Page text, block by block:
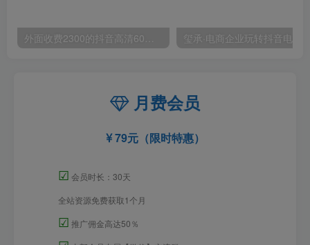
外面收费2300的抖音高清60帧视频教程，保证你能学会如何制作视频（教程+插件）
月费会员
79元（限时特惠）
☑ 会员时长：30天
全站资源免费获取1个月
☑ 推广佣金高达50％